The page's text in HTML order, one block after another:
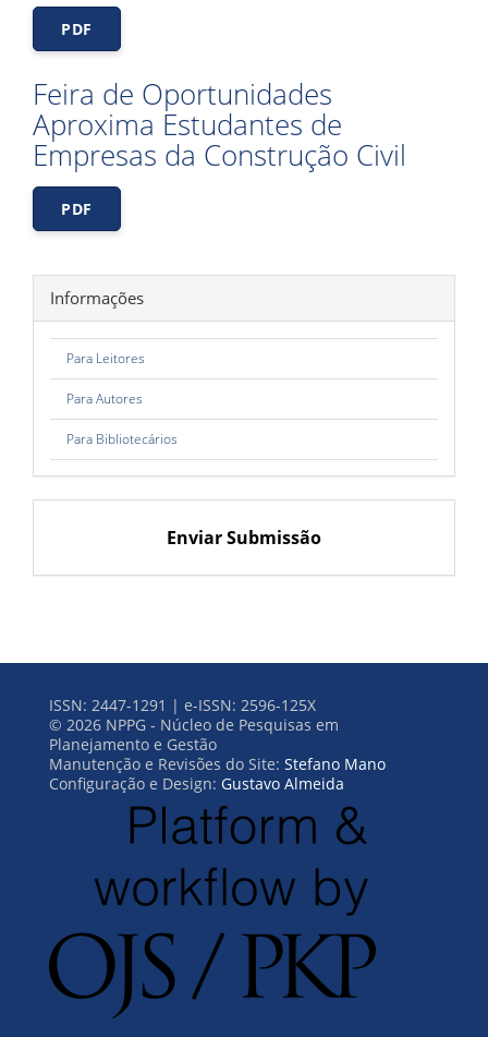
PDF
Feira de Oportunidades
Aproxima Estudantes de
Empresas da Construção Civil
PDF
Informações
Para Leitores
Para Autores
Para Bibliotecários
Enviar Submissão
ISSN: 2447-1291 | e-ISSN: 2596-125X
© 2026 NPPG - Núcleo de Pesquisas em
Planejamento e Gestão
Manutenção e Revisões do Site: Stefano Mano
Configuração e Design: Gustavo Almeida